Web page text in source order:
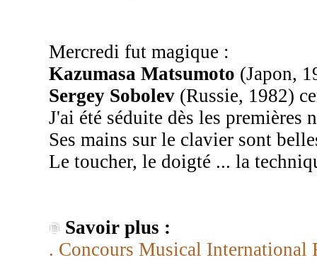
Mercredi fut magique :
Kazumasa Matsumoto (Japon,
Sergey Sobolev (Russie, 1982)
J'ai été séduite dès les premières
Ses mains sur le clavier sont
Le toucher, le doigté ... la
Savoir plus :
. Concours Musical International